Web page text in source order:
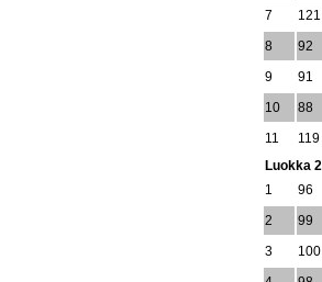
7
121
8
92
9
91
10
88
11 119
Luokka
1
96
2
99
3
100